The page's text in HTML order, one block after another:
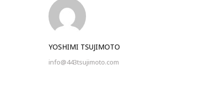
YOSHIMI TSUJIMOTO
info@443tsujimoto.com